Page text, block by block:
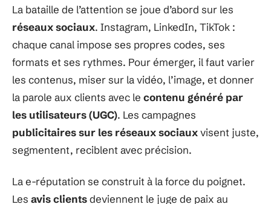
La bataille de l’attention se joue d’abord sur les
réseaux sociaux. Instagram, LinkedIn, TikTok :
chaque canal impose ses propres codes, ses
formats et ses rythmes. Pour émerger, il faut varier
les contenus, miser sur la vidéo, l’image, et donner
la parole aux clients avec le contenu généré par
les utilisateurs (UGC). Les campagnes
publicitaires sur les réseaux sociauxvisent juste,
segmentent, reciblent avec précision.
La e-réputation se construit à la force du poignet.
Les avis clientsdeviennent le juge de paix au